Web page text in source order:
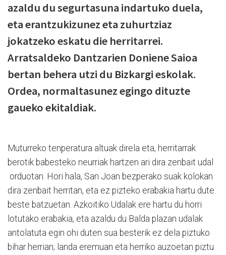
azaldu du segurtasuna indartuko duela,
eta erantzukizunez eta zuhurtziaz
jokatzeko eskatu die herritarrei.
Arratsaldeko Dantzarien Doniene Saioa
bertan behera utzi du Bizkargi eskolak.
Ordea, normaltasunez egingo dituzte
gaueko ekitaldiak.
Muturreko tenperatura altuak direla eta, herritarrak
berotik babesteko neurriak hartzen ari dira zenbait udal
orduotan. Hori hala, San Joan bezperako suak kolokan
dira zenbait herritan, eta ez pizteko erabakia hartu dute
beste batzuetan. Azkoitiko Udalak ere hartu du horri
lotutako erabakia, eta azaldu du Balda plazan udalak
antolatuta egin ohi duten sua besterik ez dela piztuko
bihar herrian; landa eremuan eta herriko auzoetan piztu